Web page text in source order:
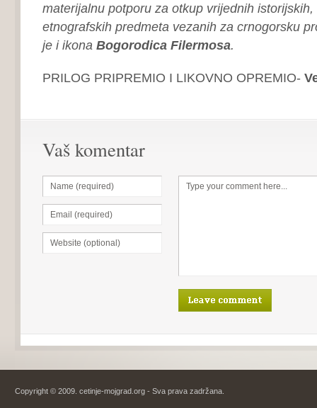
materijalnu potporu za otkup vrijednih
etnografskih predmeta vezanih za crnogorsku
je i ikona Bogorodica Filermosa.
PRILOG PRIPREMIO I LIKOVNO OPREMIO-
Vaš komentar
Copyright © 2009. cetinje-mojgrad.org - Sva prava zadržana.